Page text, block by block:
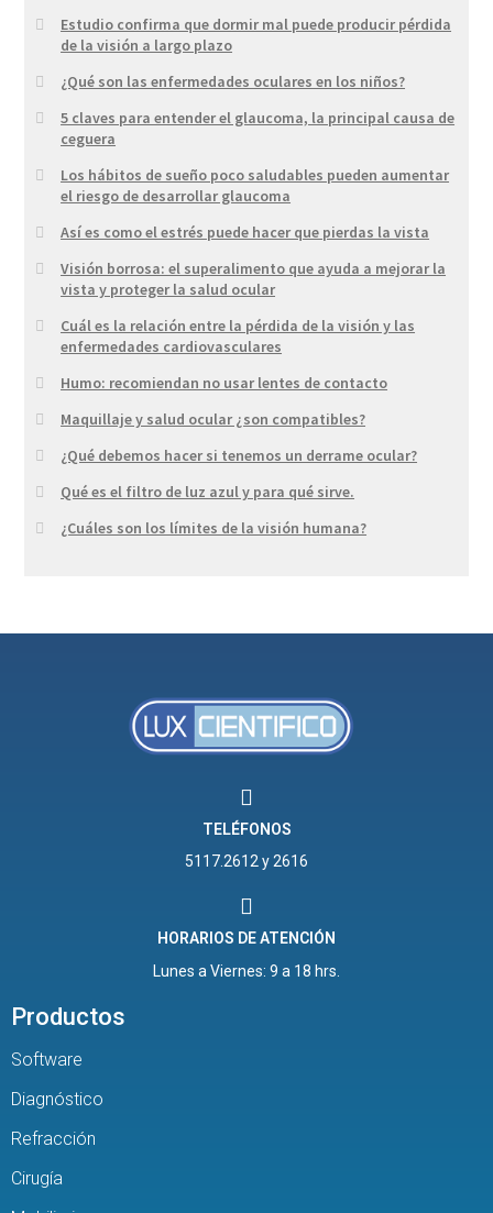
Estudio confirma que dormir mal puede producir pérdida
de la visión a largo plazo
¿Qué son las enfermedades oculares en los niños?
5 claves para entender el glaucoma, la principal causa de
ceguera
Los hábitos de sueño poco saludables pueden aumentar
el riesgo de desarrollar glaucoma
Así es como el estrés puede hacer que pierdas la vista
Visión borrosa: el superalimento que ayuda a mejorar la
vista y proteger la salud ocular
Cuál es la relación entre la pérdida de la visión y las
enfermedades cardiovasculares
Humo: recomiendan no usar lentes de contacto
Maquillaje y salud ocular ¿son compatibles?
¿Qué debemos hacer si tenemos un derrame ocular?
Qué es el filtro de luz azul y para qué sirve.
¿Cuáles son los límites de la visión humana?
TELÉFONOS
5117.2612 y 2616
HORARIOS DE ATENCIÓN
Lunes a Viernes: 9 a 18 hrs.
Productos
Software
Diagnóstico
Refracción
Cirugía